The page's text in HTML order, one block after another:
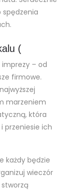
spędzenia
(
– od
firmowe.
marzeniem
która
przeniesie ich
każdy będzie
wieczór